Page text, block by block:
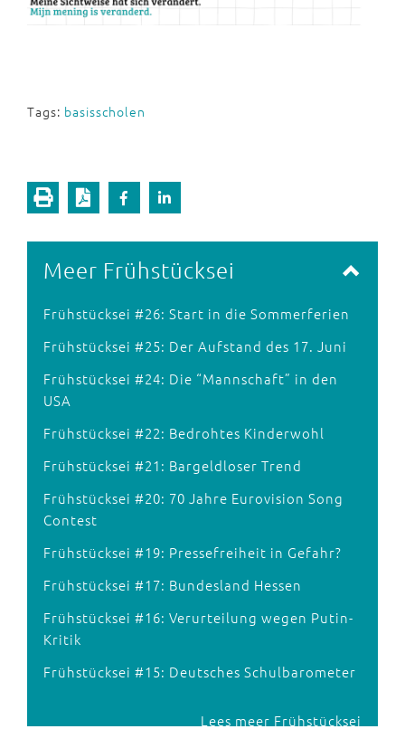
Tags: basisscholen
Meer Frühstücksei
Frühstücksei #26: Start in die Sommerferien
Frühstücksei #25: Der Aufstand des 17. Juni
Frühstücksei #24: Die “Mannschaft” in den
USA
Frühstücksei #22: Bedrohtes Kinderwohl
Frühstücksei #21: Bargeldloser Trend
Frühstücksei #20: 70 Jahre Eurovision Song
Contest
Frühstücksei #19: Pressefreiheit in Gefahr?
Frühstücksei #17: Bundesland Hessen
Frühstücksei #16: Verurteilung wegen Putin-
Kritik
Frühstücksei #15: Deutsches Schulbarometer
Lees meer Frühstücksei